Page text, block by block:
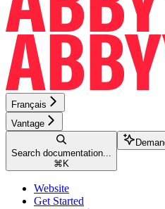
Français
Vantage
Search documentation...
⌘ K
Website
Get Started